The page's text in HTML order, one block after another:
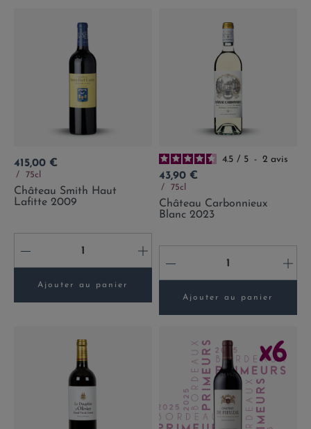
Prix
415,00 €
75cl
Château Smith Haut
Lafitte 2009
- +
Ajouter au panier
4.5 / 5 - 2 avis
Prix
43,90 €
75cl
Château Carbonnieux
Blanc 2023
- +
Ajouter au panier